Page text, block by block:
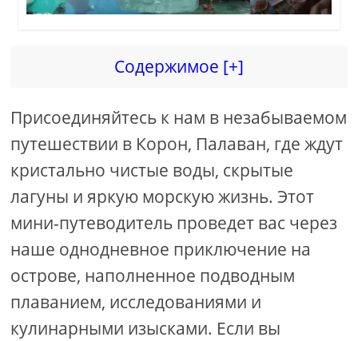
Содержимое [+]
Присоединяйтесь к нам в незабываемом
путешествии в Корон, Палаван, где ждут
кристально чистые воды, скрытые
лагуны и яркую морскую жизнь. Этот
мини-путеводитель проведет вас через
наше однодневное приключение на
острове, наполненное подводным
плаванием, исследованиями и
кулинарными изысками. Если вы